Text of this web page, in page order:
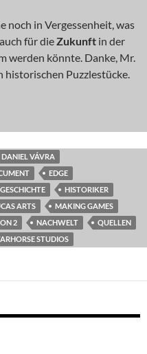
noch in Vergessenheit, was
für dieZukunft in der
werden könnte. Danke, Mr.
historischen Puzzlestücke.
DANIEL VÁVRA
EDGE
GESCHICHTE
HISTORIKER
ARTS
MAKING GAMES
2 NACHWELT
QUELLEN
STUDIOS